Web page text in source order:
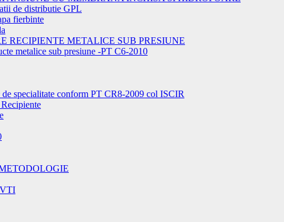
de distributie GPL
fierbinte
RECIPIENTE METALICE SUB PRESIUNE
metalice sub presiune -PT C6-2010
specialitate conform PT CR8-2009 col ISCIR